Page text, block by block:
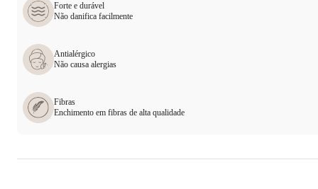
Forte e durável
Não danifica facilmente
Antialérgico
Não causa alergias
Fibras
Enchimento em fibras de alta qualidade